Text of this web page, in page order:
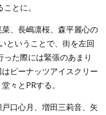
とに。
、長嶋凛桜、森平麗心の
ということで、街を左回
った際には緊張のあまり
ピーナッツアイスクリー
々とPRする。
口心月、増田三莉音、矢